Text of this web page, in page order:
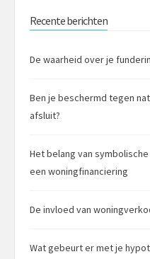
Recente berichten
De waarheid over je
Ben je beschermd tegen
afsluit?
Het belang van
een woningfinanciering
De invloed van
Wat gebeurt er met je